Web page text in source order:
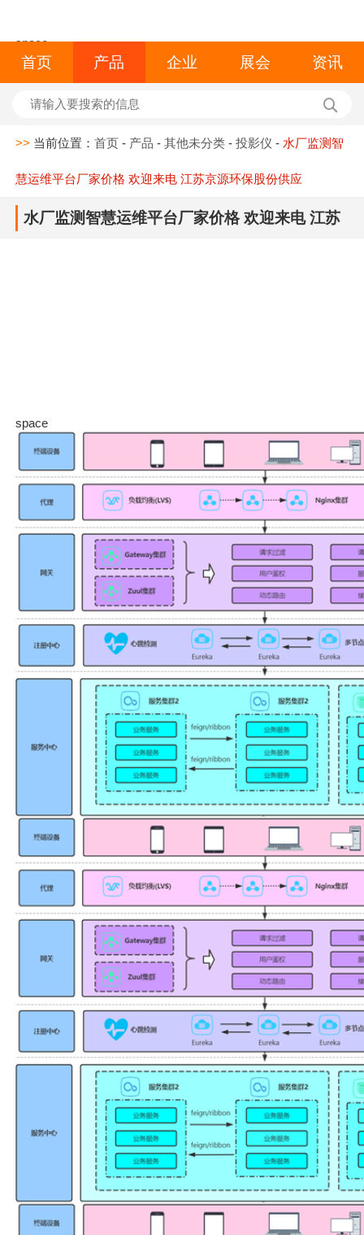
space
首页 产品 企业 展会 资讯
>> 当前位置：首页 - 产品 -其他未分类 -投影仪 - 水厂监测智
慧运维平台厂家价格 欢迎来电 江苏京源环保股份供应
水厂监测智慧运维平台厂家价格 欢迎来电 江苏
space